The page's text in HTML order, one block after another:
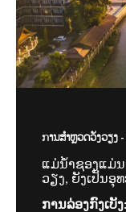
ການສຳຫຼວດວັງວຽງ -
ແມ່ນ້ຳຊອງແມ່ນ
ວຽງ, ຍັງເປັນອຸ
ການລ່ອງກົງເບັງ: